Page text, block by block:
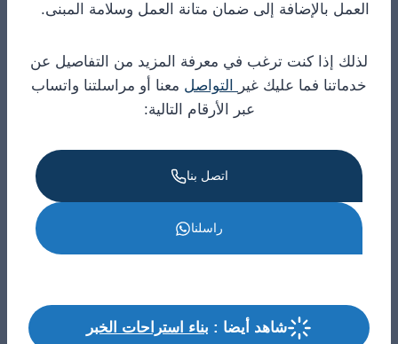
العمل بالإضافة إلى ضمان متانة العمل وسلامة المبنى.
لذلك إذا كنت ترغب في معرفة المزيد من التفاصيل عن
خدماتنا فما عليك غير
التواصل معنا أو مراسلتنا واتساب
عبر الأرقام التالية:
اتصل بنا
راسلنا
شاهد أيضا : بناء استراحات الخبر